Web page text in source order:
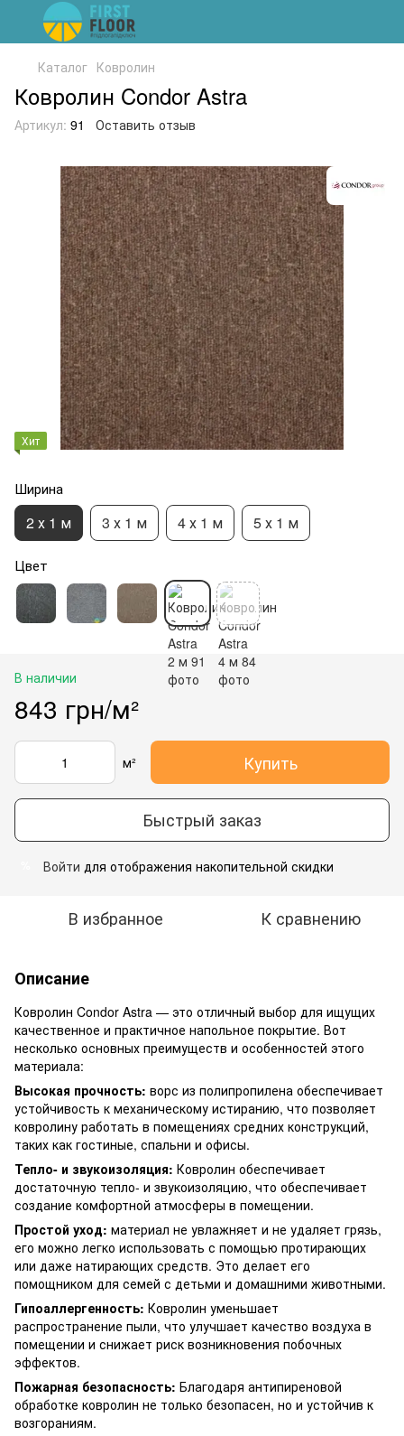
Каталог Ковролин
Ковролин Condor Astra
Артикул: 91 Оставить отзыв
Хит
Ширина
2 х 1 м 3 х 1 м 4 х 1 м 5 х 1 м
Цвет
В наличии
843 грн/м²
м² Купить
Быстрый заказ
Войти для отображения накопительной скидки
В избранное К сравнению
Описание
Ковролин Condor Astra — это отличный выбор для ищущих
качественное и практичное напольное покрытие. Вот
несколько основных преимуществ и особенностей этого
материала:
Высокая прочность: ворс из полипропилена обеспечивает
устойчивость к механическому истиранию, что позволяет
ковролину работать в помещениях средних конструкций,
таких как гостиные, спальни и офисы.
Тепло- и звукоизоляция: Ковролин обеспечивает
достаточную тепло- и звукоизоляцию, что обеспечивает
создание комфортной атмосферы в помещении.
Простой уход: материал не увлажняет и не удаляет грязь,
его можно легко использовать с помощью протирающих
или даже натирающих средств. Это делает его
помощником для семей с детьми и домашними животными.
Гипоаллергенность: Ковролин уменьшает
распространение пыли, что улучшает качество воздуха в
помещении и снижает риск возникновения побочных
эффектов.
Пожарная безопасность: Благодаря антипиреновой
обработке ковролин не только безопасен, но и устойчив к
возгораниям.